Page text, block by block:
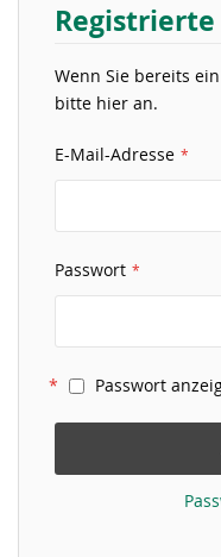
Wenn Sie bereits
bitte hier an.
E-Mail-Adresse
Passwort
Passwort